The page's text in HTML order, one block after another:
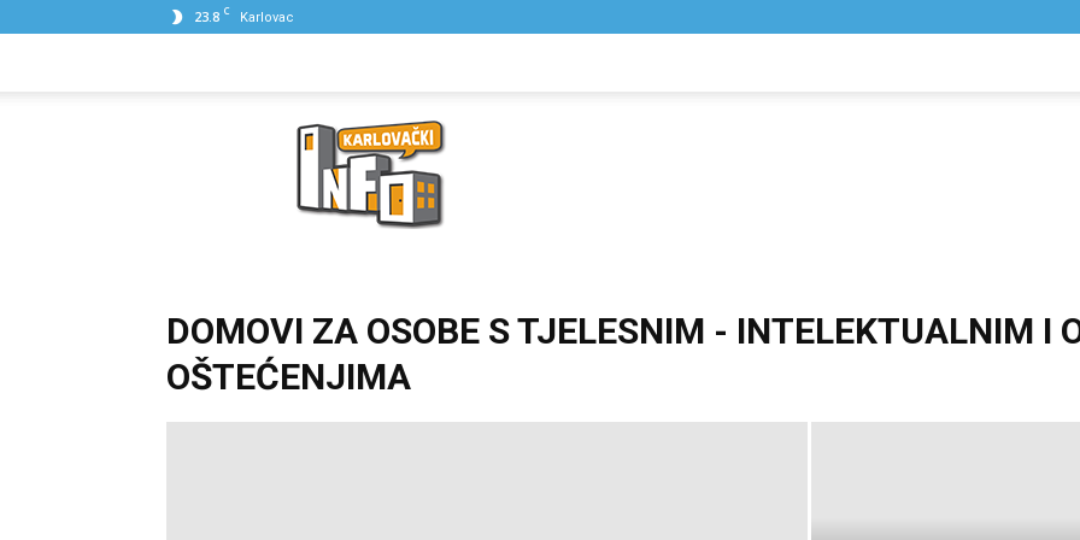
23.8 C Karlovac
Karlovački
DOMOVI ZA OSOBE S TJELESNIM - INTELEKTUALNIM I
OŠTEĆENJIMA